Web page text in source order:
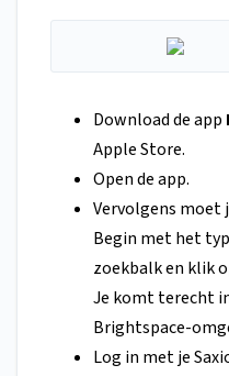
Download de app
Apple Store.
Open de app.
Vervolgens moet
Begin met het
zoekbalk en klik
Je komt terecht
Brightspace-
Log in met je